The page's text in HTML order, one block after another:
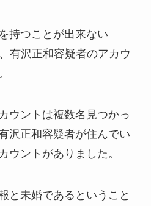
持つことが出来ない
有沢正和容疑者のアカウ
ウントは複数名見つかっ
沢正和容疑者が住んでい
ウントがありました。
と未婚であるということ